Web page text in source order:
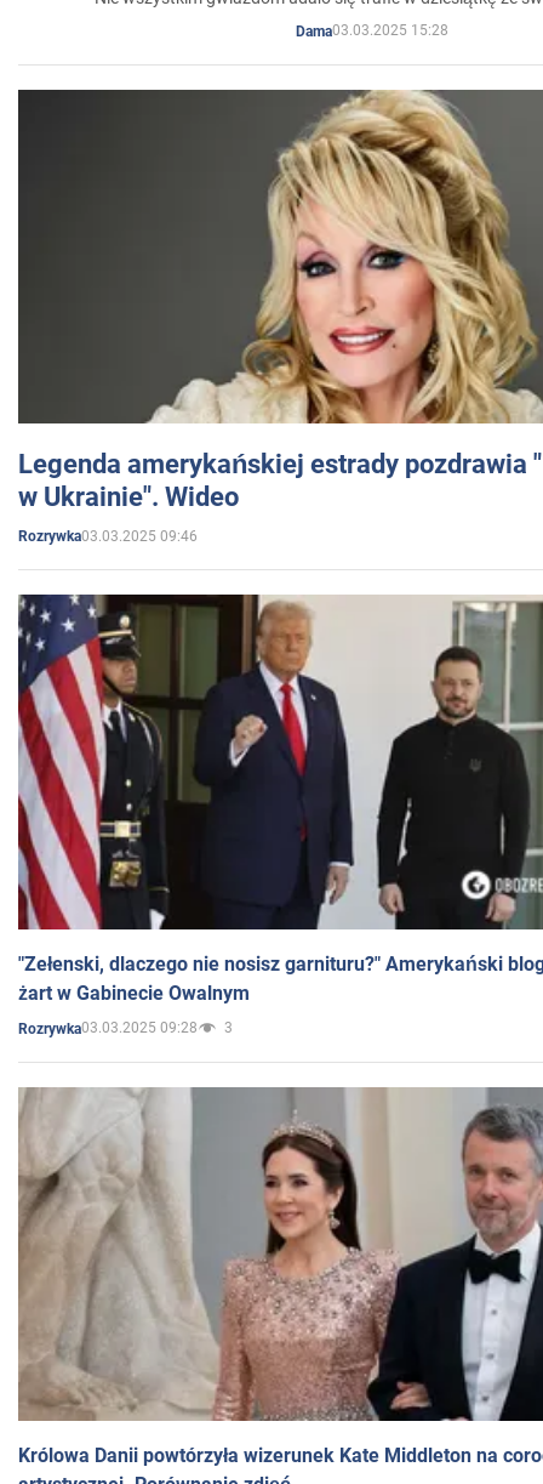
Dama03.03.2025 15:28
Legenda amerykańskiej estrady pozdrawia
w Ukrainie". Wideo
Rozrywka03.03.2025 09:46
"Zełenski, dlaczego nie nosisz garnituru?" Amerykański
żart w Gabinecie Owalnym
Rozrywka03.03.2025 09:28 3
Królowa Danii powtórzyła wizerunek Kate Middleton na